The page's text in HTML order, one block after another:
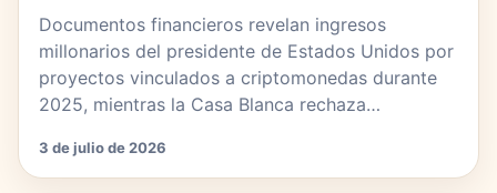
Documentos financieros revelan ingresos
millonarios del presidente de Estados Unidos por
proyectos vinculados a criptomonedas durante
2025, mientras la Casa Blanca rechaza…
3 de julio de 2026